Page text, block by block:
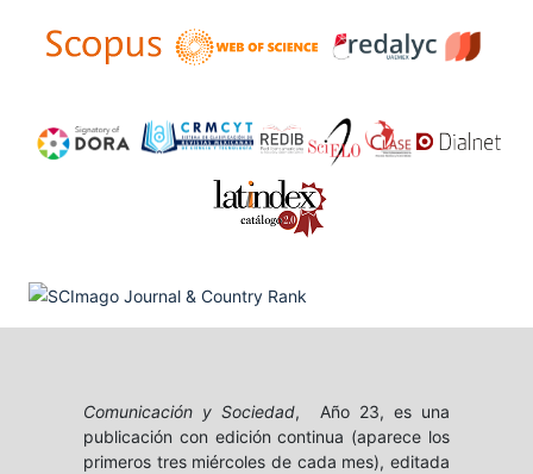
Comunicación y Sociedad, Año 23, es una
publicación con edición continua (aparece los
primeros tres miércoles de cada mes), editada